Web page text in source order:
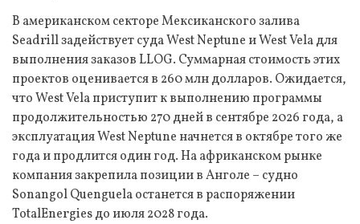
В американском секторе Мексиканского залива
Seadrill задействует суда West Neptune и West Vela для
выполнения заказов LLOG. Суммарная стоимость этих
проектов оценивается в 260 млн долларов. Ожидается,
что West Vela приступит к выполнению программы
продолжительностью 270 дней в сентябре 2026 года, а
эксплуатация West Neptune начнется в октябре того же
года и продлится один год. На африканском рынке
компания закрепила позиции в Анголе – судно
Sonangol Quenguela останется в распоряжении
TotalEnergies до июля 2028 года.